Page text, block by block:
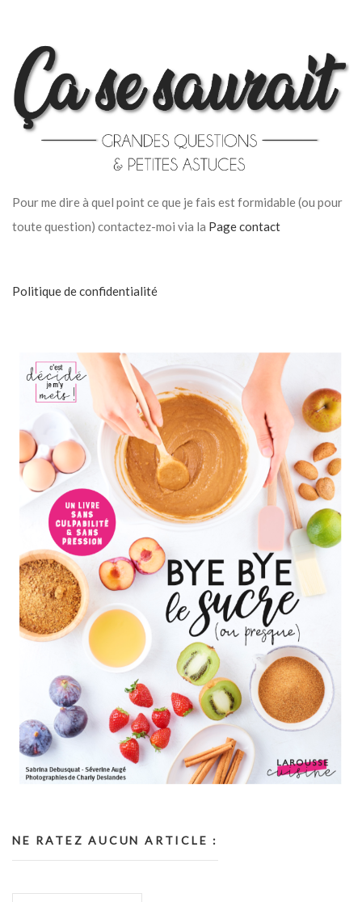
Pour me dire à quel point ce que je fais est formidable (ou pour
toute question) contactez-moi via la Page contact
Politique de confidentialité
NE RATEZ AUCUN ARTICLE :